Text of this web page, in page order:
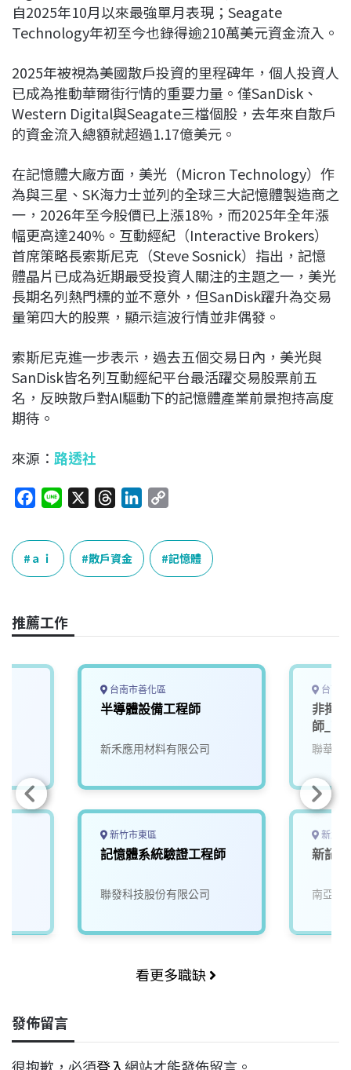
自2025年10月以來最強單月表現；Seagate
Technology年初至今也錄得逾210萬美元資金流入。
2025年被視為美國散戶投資的里程碑年，個人投資人
已成為推動華爾街行情的重要力量。僅SanDisk、
Western Digital與Seagate三檔個股，去年來自散戶
的資金流入總額就超過1.17億美元。
在記憶體大廠方面，美光（Micron Technology）作
為與三星、SK海力士並列的全球三大記憶體製造商之
一，2026年至今股價已上漲18%，而2025年全年漲
幅更高達240%。互動經紀（Interactive Brokers）
首席策略長索斯尼克（Steve Sosnick）指出，記憶
體晶片已成為近期最受投資人關注的主題之一，美光
長期名列熱門標的並不意外，但SanDisk躍升為交易
量第四大的股票，顯示這波行情並非偶發。
索斯尼克進一步表示，過去五個交易日內，美光與
SanDisk皆名列互動經紀平台最活躍交易股票前五
名，反映散戶對AI驅動下的記憶體產業前景抱持高度
期待。
來源： 路透社
c
e
b
o
k
e
r
e
a
k
n
p
y
L
k
ａｉ 散戶資金 記憶體
推薦工作
台南市善化區
半導體設備工程師
新禾應用材料有限公司
新竹市東區
記憶體系統驗證工程師
聯發科技股份有限公司
台南
非揮
師_南
聯華電
新北
新記
南亞科
看更多職缺
發佈留言